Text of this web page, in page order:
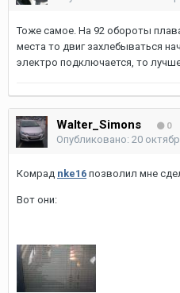
Тоже самое. На 92 обороты
места то двиг захлебываться
электро подключается, то
Walter_Simons 0
Опубликовано: 20
Комрад nke16 позволил мне
Вот они: